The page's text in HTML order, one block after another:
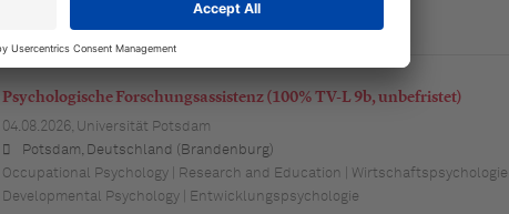
Psychologische Forschungsassistenz (100% TV-L 9b, unbefristet)
04.08.2026, Universität Potsdam
Potsdam, Deutschland (Brandenburg)
Occupational Psychology | Research and Education | Wirtschaftspsychologie |
Developmental Psychology | Entwicklungspsychologie